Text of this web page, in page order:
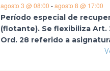
agosto 3 @ 08:00 -agosto 8 @ 17:00
Período especial de
(flotante). Se flexibiliza Art.
Ord. 28 referido a